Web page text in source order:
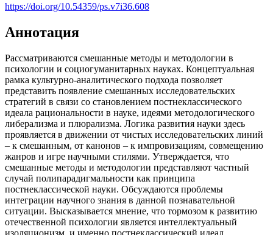
https://doi.org/10.54359/ps.v7i36.608
Аннотация
Рассматриваются смешанные методы и методологии в
психологии и социогуманитарных науках. Концептуальная
рамка культурно-аналитического подхода позволяет
представить появление смешанных исследовательских
стратегий в связи со становлением постнеклассического
идеала рациональности в науке, идеями методологического
либерализма и плюрализма. Логика развития науки здесь
проявляется в движении от чистых исследовательских линий
– к смешанным, от канонов – к импровизациям, совмещению
жанров и игре научными стилями. Утверждается, что
смешанные методы и методологии представляют частный
случай полипарадигмальности как принципа
постнеклассической науки. Обсуждаются проблемы
интеграции научного знания в данной познавательной
ситуации. Высказывается мнение, что тормозом к развитию
отечественной психологии является интеллектуальный
изоляционизм, и именно постнеклассический идеал